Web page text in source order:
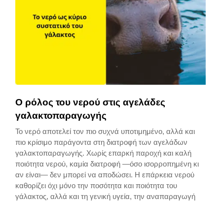
Ο ρόλος του νερού στις αγελάδες
γαλακτοπαραγωγής
Το νερό αποτελεί τον πιο συχνά υποτιμημένο, αλλά και
πιο κρίσιμο παράγοντα στη διατροφή των αγελάδων
γαλακτοπαραγωγής. Χωρίς επαρκή παροχή και καλή
ποιότητα νερού, καμία διατροφή —όσο ισορροπημένη κι
αν είναι— δεν μπορεί να αποδώσει. Η επάρκεια νερού
καθορίζει όχι μόνο την ποσότητα και ποιότητα του
γάλακτος, αλλά και τη γενική υγεία, την αναπαραγωγή